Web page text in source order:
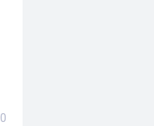
0